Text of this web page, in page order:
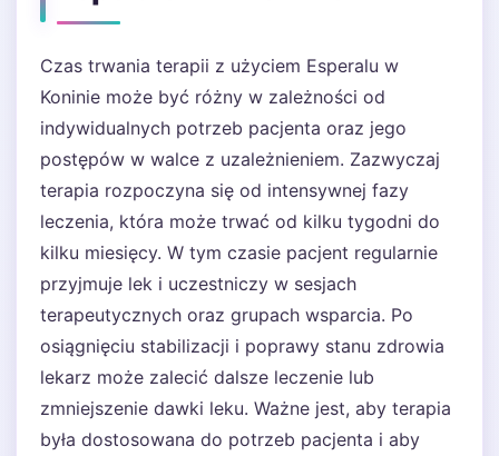
Czas trwania terapii z użyciem Esperalu w
Koninie może być różny w zależności od
indywidualnych potrzeb pacjenta oraz jego
postępów w walce z uzależnieniem. Zazwyczaj
terapia rozpoczyna się od intensywnej fazy
leczenia, która może trwać od kilku tygodni do
kilku miesięcy. W tym czasie pacjent regularnie
przyjmuje lek i uczestniczy w sesjach
terapeutycznych oraz grupach wsparcia. Po
osiągnięciu stabilizacji i poprawy stanu zdrowia
lekarz może zalecić dalsze leczenie lub
zmniejszenie dawki leku. Ważne jest, aby terapia
była dostosowana do potrzeb pacjenta i aby